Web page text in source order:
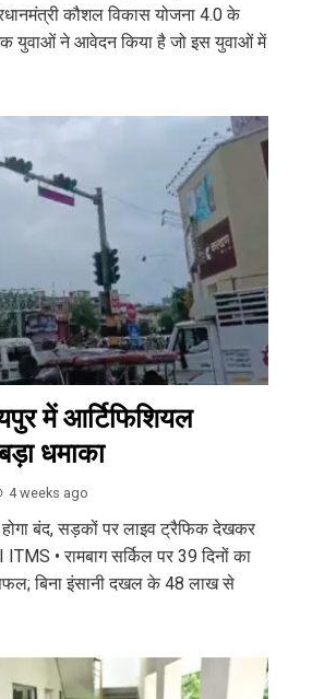
कौशल विकास योजना 4.0 के
युवाओं ने आवेदन किया है जो इस युवाओं में
में आर्टिफिशियल
धमाका
4 weeks ago
होगा बंद, सड़कों पर लाइव ट्रैफिक देखकर
• रामबाग सर्किल पर 39 दिनों का
बिना इंसानी दखल के 48 लाख से